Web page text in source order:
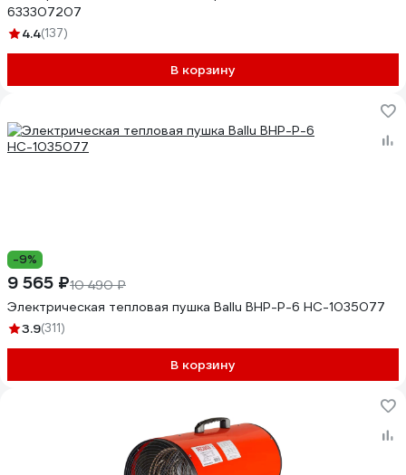
633307207
4.4(137)
В корзину
-9%
9 565 ₽10 490 ₽
Электрическая тепловая пушка Ballu BHP-P-6 НС-1035077
3.9(311)
В корзину